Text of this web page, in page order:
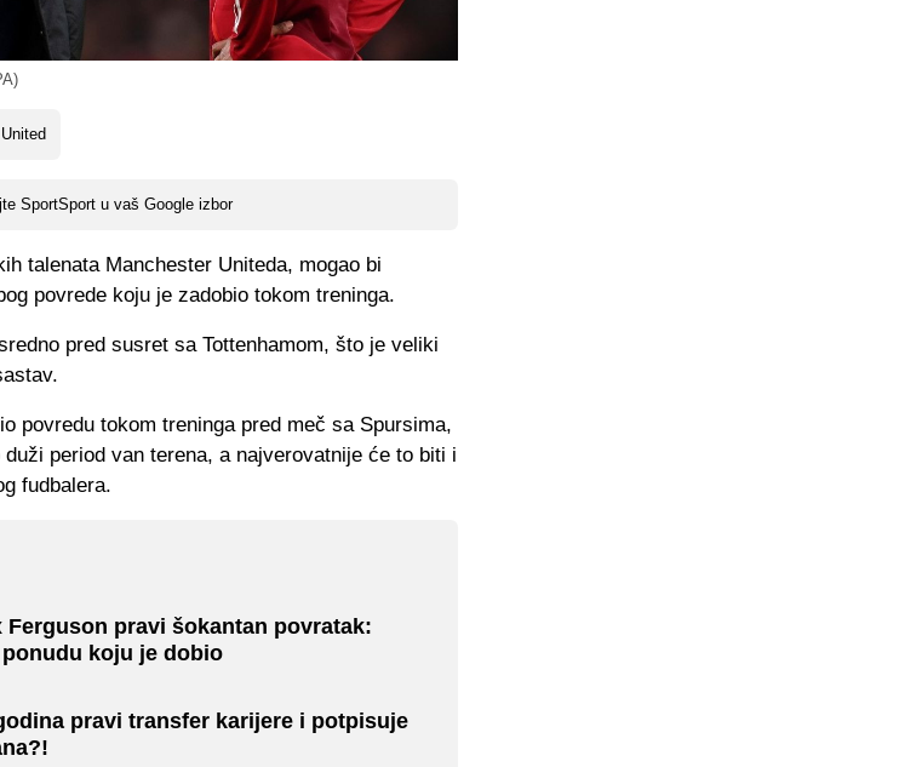
SportSport u vaš Google izbor
talenata Manchester Uniteda, mogao bi
povrede koju je zadobio tokom treninga.
pred susret sa Tottenhamom, što je veliki
povredu tokom treninga pred meč sa Spursima,
period van terena, a najverovatnije će to biti i
fudbalera.
Ferguson pravi šokantan povratak:
koju je dobio
pravi transfer karijere i potpisuje